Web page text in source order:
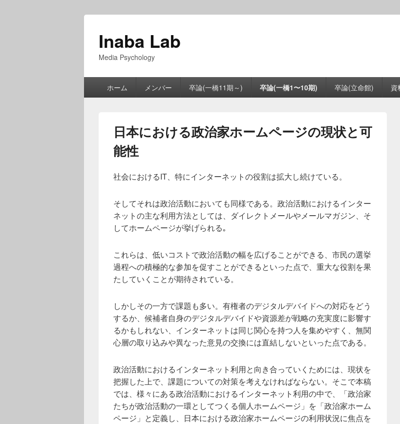
Inaba Lab
Media Psychology
ホーム メンバー 卒論(一橋11期～) 卒論(一橋1〜10期) 卒論(立命館) 資
日本における政治家ホームページの現状と可
能性
社会におけるIT、特にインターネットの役割は拡大し続けている。
そしてそれは政治活動においても同様である。政治活動におけるインター
ネットの主な利用方法としては、ダイレクトメールやメールマガジン、そ
してホームページが挙げられる｡
これらは、低いコストで政治活動の幅を広げることができる、市民の選挙
過程への積極的な参加を促すことができるといった点で、重大な役割を果
たしていくことが期待されている。
しかしその一方で課題も多い。有権者のデジタルデバイドへの対応をどう
するか、候補者自身のデジタルデバイドや資源差が戦略の充実度に影響す
るかもしれない、インターネットは同じ関心を持つ人を集めやすく、無関
心層の取り込みや異なった意見の交換には直結しないといった点である。
政治活動におけるインターネット利用と向き合っていくためには、現状を
把握した上で、課題についての対策を考えなければならない。そこで本稿
では、様々にある政治活動におけるインターネット利用の中で、「政治家
たちが政治活動の一環としてつくる個人ホームページ」を「政治家ホーム
ページ」と定義し、日本における政治家ホームページの利用状況に焦点を